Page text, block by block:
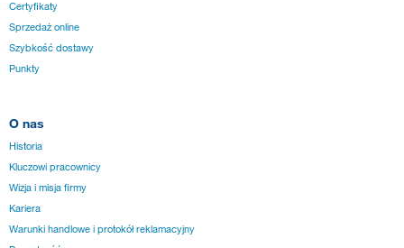
Certyfikaty
Sprzedaż online
Szybkość dostawy
Punkty
O nas
Historia
Kluczowi pracownicy
Wizja i misja firmy
Kariera
Warunki handlowe i protokół reklamacyjny